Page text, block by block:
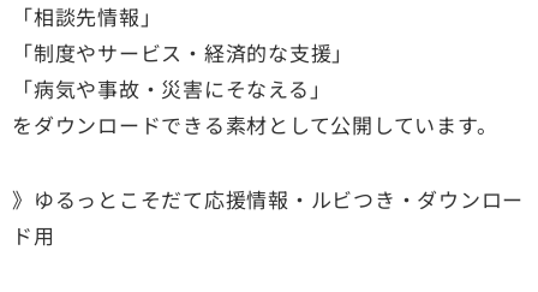
「相談先情報」
「制度やサービス・経済的な支援」
「病気や事故・災害にそなえる」
をダウンロードできる素材として公開しています。
》ゆるっとこそだて応援情報・ルビつき・ダウンロー
ド用